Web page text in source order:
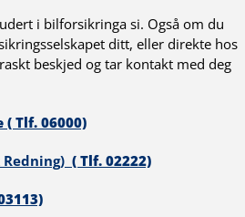
i bilforsikringa si. Også om du
ditt, eller direkte hos
beskjed og tar kontakt med deg
Tlf. 06000)
( Tlf. 02222)